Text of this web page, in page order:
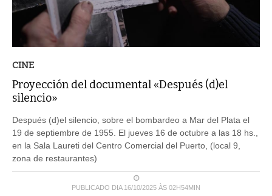
CINE
Proyección del documental «Después (d)el
silencio»
Después (d)el silencio, sobre el bombardeo a Mar del Plata el
19 de septiembre de 1955. El jueves 16 de octubre a las 18 hs.,
en la Sala Laureti del Centro Comercial del Puerto, (local 9,
zona de restaurantes)
PUBLICADO DIA 16/10/2025 ÀS 02H54MIN